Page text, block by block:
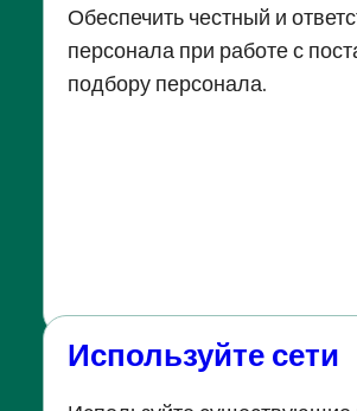
Обеспечить честный и
персонала при работе с
подбору персонала.
Используйте сети